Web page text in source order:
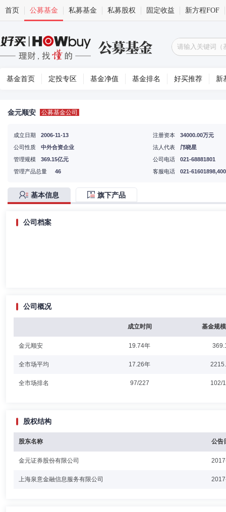
首页 公募基金 私募基金 私募股权 固定收益 新方程FOF
基金首页 定投专区 基金净值 基金排名 好买推荐 新
金元顺安 公募基金公司
成立日期
2006-11-13
公司性质
中外合资企业
注册资本
34000.00万元
法人代表
邝晓星
管理规模
369.15亿元
管理产品总量
46
公司电话
021-68881801
客服电话
021-
基本信息 旗下产品
公司档案
公司概况
成立时间 基金规
金元顺安 19.74年
全市场平均 17.26年
全市场排名 97/227 102/
股权结构
股东名称 公告
金元证券股份有限公司
上海泉意金融信息服务有限公司